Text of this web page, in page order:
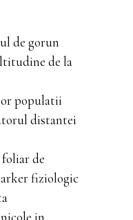
de gorun
de la
populatii
distantei
de
fiziologic
in